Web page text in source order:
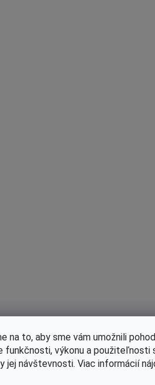
na to, aby sme vám umožnili
funkčnosti, výkonu a
jej návštevnosti. Viac informácií